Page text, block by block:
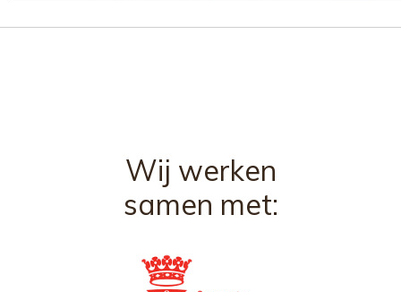
Wij werken
samen met: